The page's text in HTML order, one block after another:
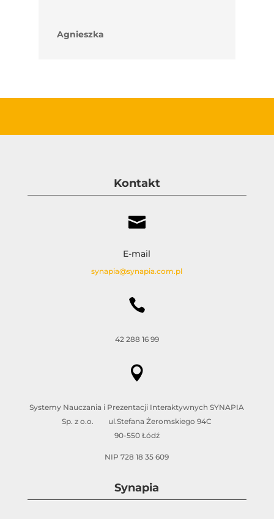
Agnieszka
Kontakt

E-mail
synapia@synapia.com.pl

42 288 16 99

Systemy Nauczania i Prezentacji Interaktywnych SYNAPIA
Sp. z o.o. ul.Stefana Żeromskiego 94C
90-550 Łódź
NIP 728 18 35 609
Synapia